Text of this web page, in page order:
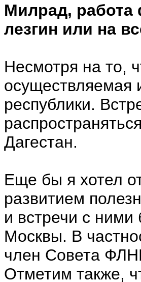
Милрад, работа
лезгин или на
Несмотря на то,
осуществляемая
республики.
Дагестан.
Еще бы я хотел
развитием
и встречи с
Москвы. В
член Совета
Отметим также,